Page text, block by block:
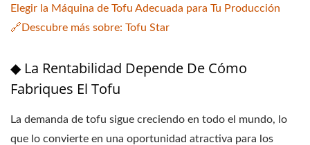
Elegir la Máquina de Tofu Adecuada para Tu Producción
🔗Descubre más sobre: Tofu Star
◆ La Rentabilidad Depende De Cómo
Fabriques El Tofu
La demanda de tofu sigue creciendo en todo el mundo, lo
que lo convierte en una oportunidad atractiva para los